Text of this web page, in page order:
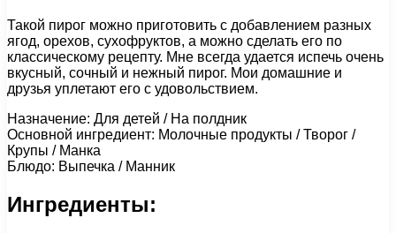
Такой пирог можно приготовить с добавлением разных
ягод, орехов, сухофруктов, а можно сделать его по
классическому рецепту. Мне всегда удается испечь очень
вкусный, сочный и нежный пирог. Мои домашние и
друзья уплетают его с удовольствием.
Назначение: Для детей / На полдник
Основной ингредиент: Молочные продукты / Творог /
Крупы / Манка
Блюдо: Выпечка / Манник
Ингредиенты: